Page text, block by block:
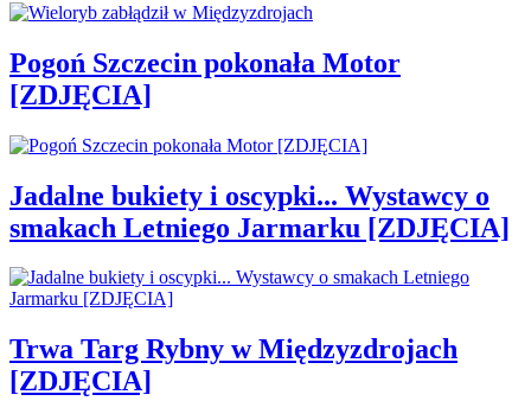
Pogoń Szczecin pokonała Motor
[ZDJĘCIA]
Jadalne bukiety i oscypki... Wystawcy o
smakach Letniego Jarmarku [ZDJĘCIA]
Trwa Targ Rybny w Międzyzdrojach
[ZDJĘCIA]